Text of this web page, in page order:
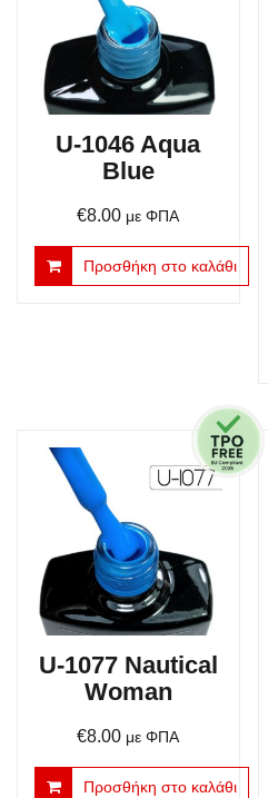
U-1046 Aqua
Blue
€8.00 με ΦΠΑ
Προσθήκη στο καλάθι
U-1077 Nautical
Woman
€8.00 με ΦΠΑ
Προσθήκη στο καλάθι